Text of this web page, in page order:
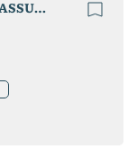
OERLIKON BARMAG ZWEIGNIEDERLASSUNG DER OERLIKON TEXTILE GMBH & CO. KG PUMP DIVISION